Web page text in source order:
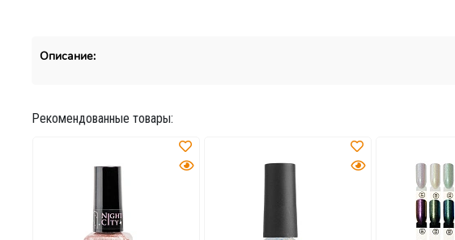
Описание:
Рекомендованные товары: